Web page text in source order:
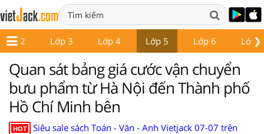
❯
Lớp 2 Lớp 3 Lớp 4 Lớp 5 Lớp 6 Lớp 7
Quan sát bảng giá cước vận chuyển
bưu phẩm từ Hà Nội đến Thành phố
Hồ Chí Minh bên
HOT
Siêu sale sách Toán - Văn - Anh Vietjack 07-07 trên